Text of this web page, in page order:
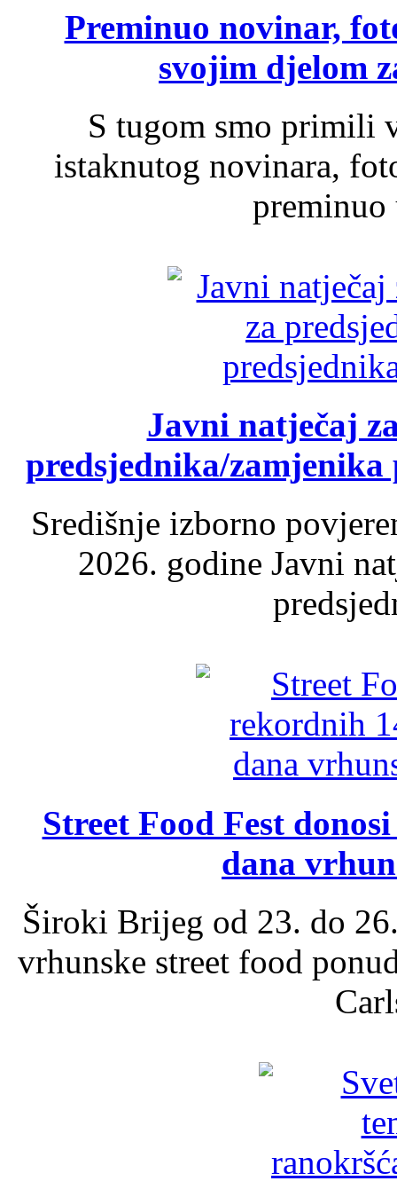
Preminuo novinar,
svojim djelom
S tugom smo primili
istaknutog novinara,
Javni natječaj
predsjednika/
Središnje izborno
2026. godine Javni
Street Food Fest
dana
Široki Brijeg od 23. do
vrhunske street food